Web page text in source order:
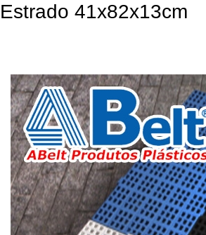
Estrado 41x82x13cm